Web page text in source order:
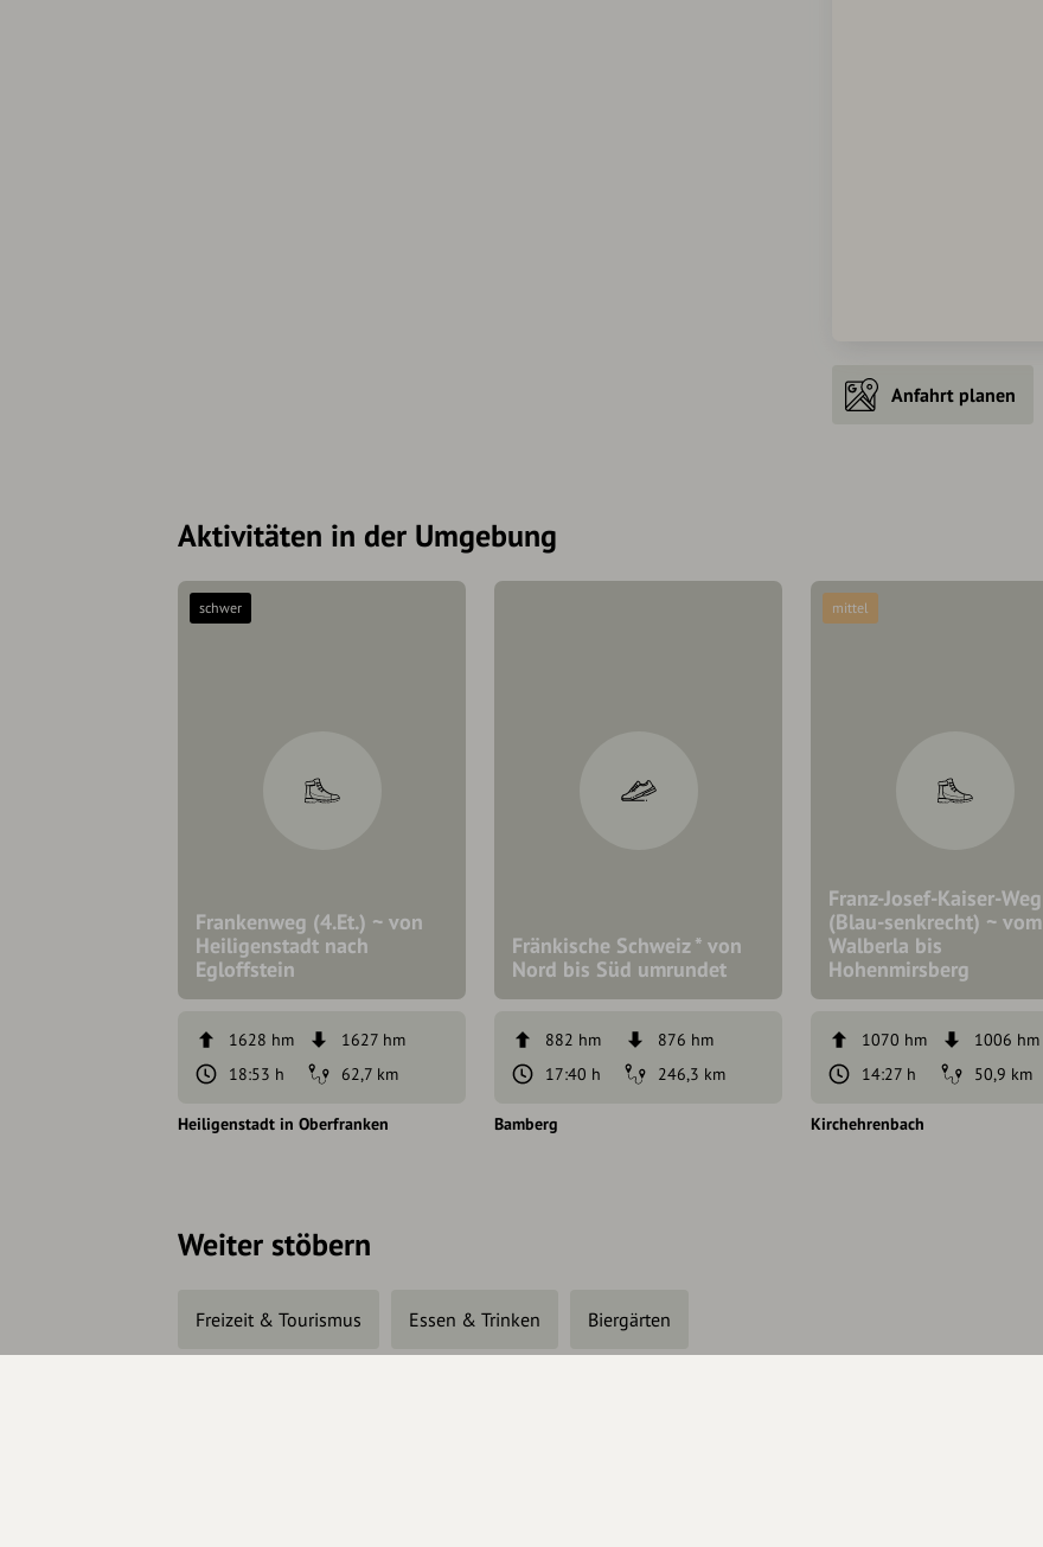
Anfahrt planen
Aktivitäten in der Umgebung
Frankenweg (4.Et.) ~ von
Heiligenstadt nach
Egloffstein
schwer
1628 hm
1627 hm
18:53 h
62,7 km
Heiligenstadt in Oberfranken
Fränkische Schweiz * von
Nord bis Süd umrundet
882 hm
876 hm
17:40 h
246,3 km
Bamberg
Franz-Josef-Kaiser-Weg
(Blau-senkrecht) ~ vom
Walberla bis
Hohenmirsberg
mittel
1070 hm
1006 hm
14:27 h
50,9 km
Kirchehrenbach
Weiter stöbern
Freizeit & Tourismus Essen & Trinken Biergärten